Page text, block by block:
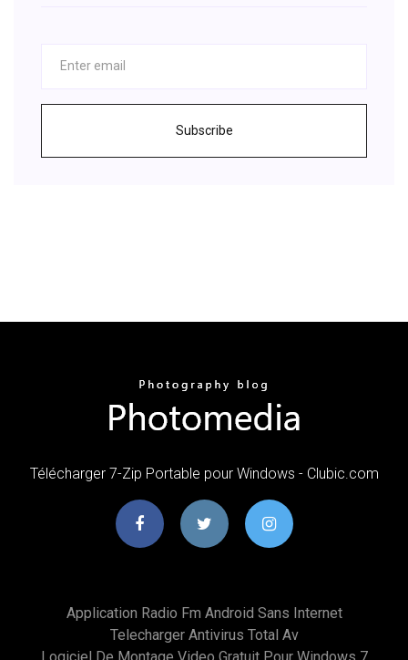
Subscribe
Télécharger 7-Zip Portable pour Windows - Clubic.com
Application Radio Fm Android Sans Internet
Telecharger Antivirus Total Av